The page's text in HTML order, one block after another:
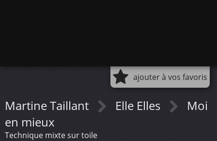
ajouter à vos favoris
Martine Taillant Elle Elles
Moi
en mieux
Technique mixte sur toile